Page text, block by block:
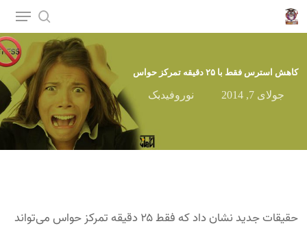
کاهش استرس فقط با ۲۵ دقیقه تمرکز حواس
جولای 7, 2014 نوروفیدبک
حقیقات جدید نشان داد که فقط ۲۵ دقیقه تمرکز حواس می‌تواند